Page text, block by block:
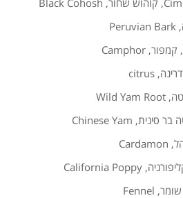
, קוהוש שחור,
Black Cohosh
,
Peruvian Bark
, קמפור,
Camphor
,
citrus
,
Wild Yam Root
בר סינית,
Chinese Yam
,
Cardamon
,
California Poppy
שומר,
Fennel